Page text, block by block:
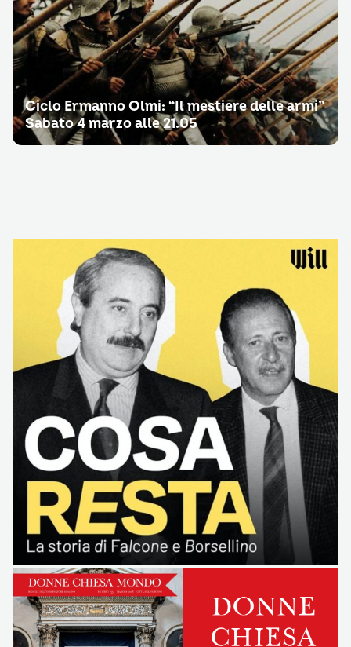
Ciclo Ermanno Olmi: “Il mestiere delle armi”
Sabato 4 marzo alle 21.05